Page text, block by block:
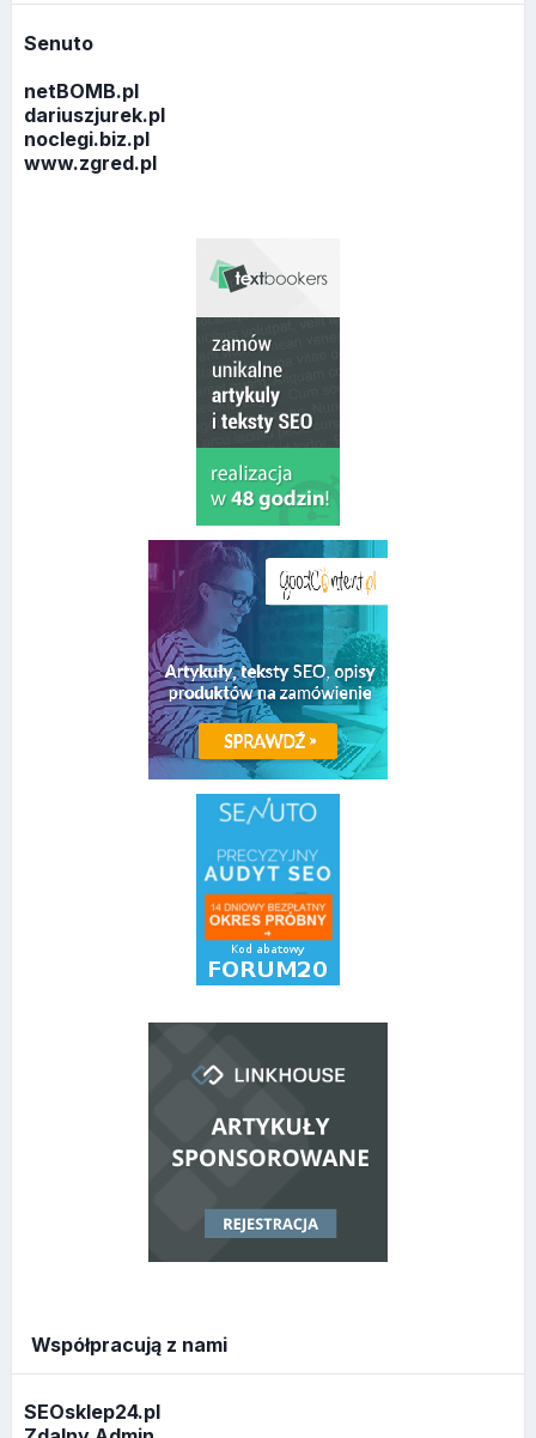
Senuto
netBOMB.pl
dariuszjurek.pl
noclegi.biz.pl
www.zgred.pl
Współpracują z nami
SEOsklep24.pl